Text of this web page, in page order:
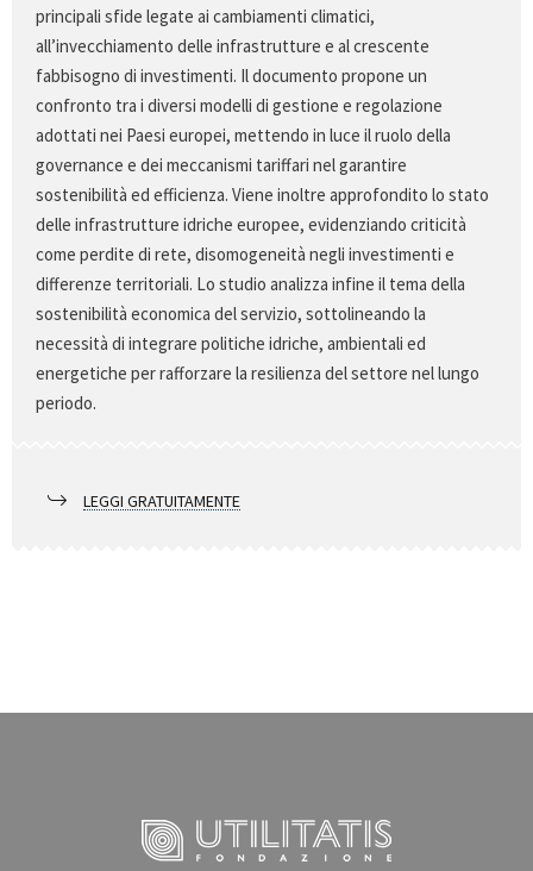
principali sfide legate ai cambiamenti climatici,
all’invecchiamento delle infrastrutture e al crescente
fabbisogno di investimenti. Il documento propone un
confronto tra i diversi modelli di gestione e regolazione
adottati nei Paesi europei, mettendo in luce il ruolo della
governance e dei meccanismi tariffari nel garantire
sostenibilità ed efficienza. Viene inoltre approfondito lo stato
delle infrastrutture idriche europee, evidenziando criticità
come perdite di rete, disomogeneità negli investimenti e
differenze territoriali. Lo studio analizza infine il tema della
sostenibilità economica del servizio, sottolineando la
necessità di integrare politiche idriche, ambientali ed
energetiche per rafforzare la resilienza del settore nel lungo
periodo.
LEGGI GRATUITAMENTE